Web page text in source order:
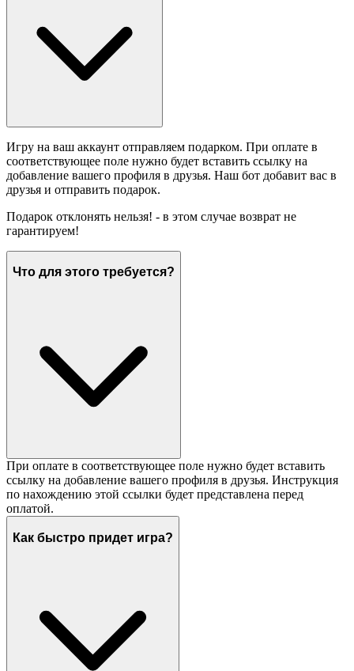
Игру на ваш аккаунт отправляем подарком. При оплате в
соответствующее поле нужно будет вставить ссылку на
добавление вашего профиля в друзья. Наш бот добавит вас в
друзья и отправить подарок.
Подарок отклонять нельзя! - в этом случае возврат не
гарантируем!
Что для этого требуется?
При оплате в соответствующее поле нужно будет вставить
ссылку на добавление вашего профиля в друзья. Инструкция
по нахождению этой ссылки будет представлена перед
оплатой.
Как быстро придет игра?